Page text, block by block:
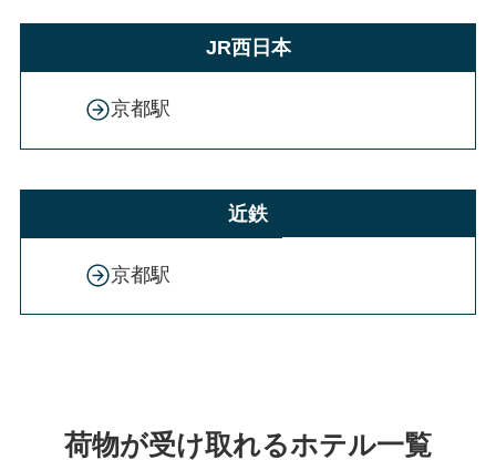
JR西日本
京都駅
近鉄
京都駅
荷物が受け取れるホテル一覧